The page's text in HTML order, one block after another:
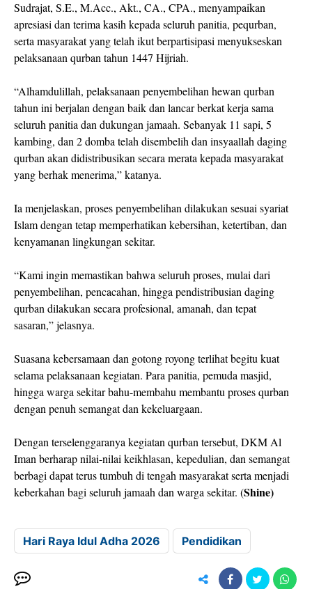
Sudrajat, S.E., M.Acc., Akt., CA., CPA., menyampaikan
apresiasi dan terima kasih kepada seluruh panitia, pequrban,
serta masyarakat yang telah ikut berpartisipasi menyukseskan
pelaksanaan qurban tahun 1447 Hijriah.
“Alhamdulillah, pelaksanaan penyembelihan hewan qurban
tahun ini berjalan dengan baik dan lancar berkat kerja sama
seluruh panitia dan dukungan jamaah. Sebanyak 11 sapi, 5
kambing, dan 2 domba telah disembelih dan insyaallah daging
qurban akan didistribusikan secara merata kepada masyarakat
yang berhak menerima,” katanya.
Ia menjelaskan, proses penyembelihan dilakukan sesuai syariat
Islam dengan tetap memperhatikan kebersihan, ketertiban, dan
kenyamanan lingkungan sekitar.
“Kami ingin memastikan bahwa seluruh proses, mulai dari
penyembelihan, pencacahan, hingga pendistribusian daging
qurban dilakukan secara profesional, amanah, dan tepat
sasaran,” jelasnya.
Suasana kebersamaan dan gotong royong terlihat begitu kuat
selama pelaksanaan kegiatan. Para panitia, pemuda masjid,
hingga warga sekitar bahu-membahu membantu proses qurban
dengan penuh semangat dan kekeluargaan.
Dengan terselenggaranya kegiatan qurban tersebut, DKM Al
Iman berharap nilai-nilai keikhlasan, kepedulian, dan semangat
berbagi dapat terus tumbuh di tengah masyarakat serta menjadi
keberkahan bagi seluruh jamaah dan warga sekitar. (Shine)
Hari Raya Idul Adha 2026 Pendidikan